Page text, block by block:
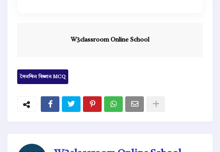
W3classroom Online School
দৈনন্দিন বিজ্ঞান MCQ